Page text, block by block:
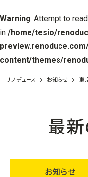
Warning: Attempt to
in /home/tesio/
content/themes/
リノデュース お知らせ 東
最
お知らせ